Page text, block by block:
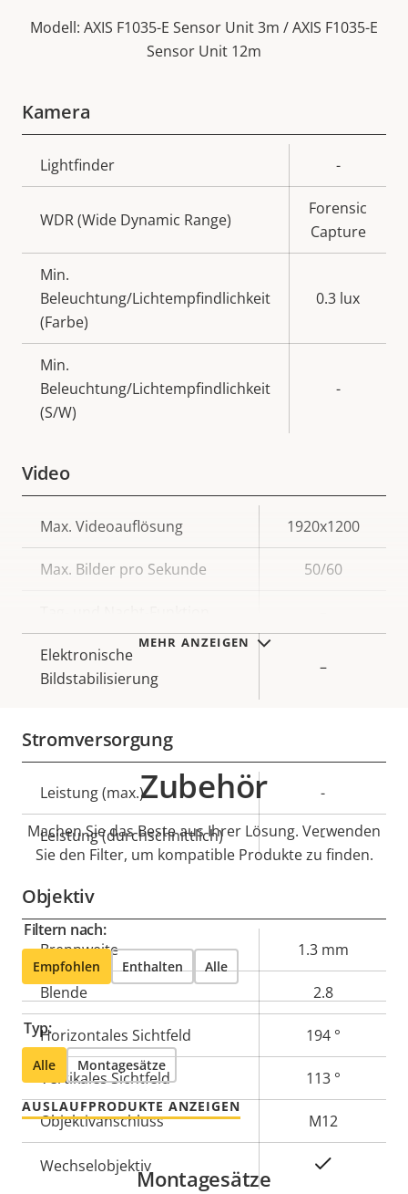
MEHR ANZEIGEN
Modell: AXIS F1035-E Sensor Unit 3m / AXIS F1035-E
Sensor Unit 12m
Kamera
Eigentumsbeschreibung Eigentumswert
Lightfinder -
WDR (Wide Dynamic Range)
Forensic
Capture
Min.
Beleuchtung/Lichtempfindlichkeit
(Farbe)
0.3 lux
Min.
Beleuchtung/Lichtempfindlichkeit
(S/W)
-
Video
Eigentumsbeschreibung Eigentumswert
Max. Videoauflösung 1920x1200
Max. Bilder pro Sekunde 50/60
Elektronische
Bildstabilisierung
–
Stromversorgung
Eigentumsbeschreibung Eigentumswert
Leistung (max.) -
Leistung (durchschnittlich) -
Objektiv
Eigentumsbeschreibung Eigentumswert
Brennweite 1.3 mm
Blende 2.8
Horizontales Sichtfeld 194 °
Vertikales Sichtfeld 113 °
Objektivanschluss M12
Wechselobjektiv
Zubehör
Machen Sie das Beste aus Ihrer Lösung. Verwenden
Sie den Filter, um kompatible Produkte zu finden.
Filtern nach:
Empfohlen Enthalten Alle
Typ:
Alle Montagesätze
AUSLAUFPRODUKTE ANZEIGEN
Montagesätze